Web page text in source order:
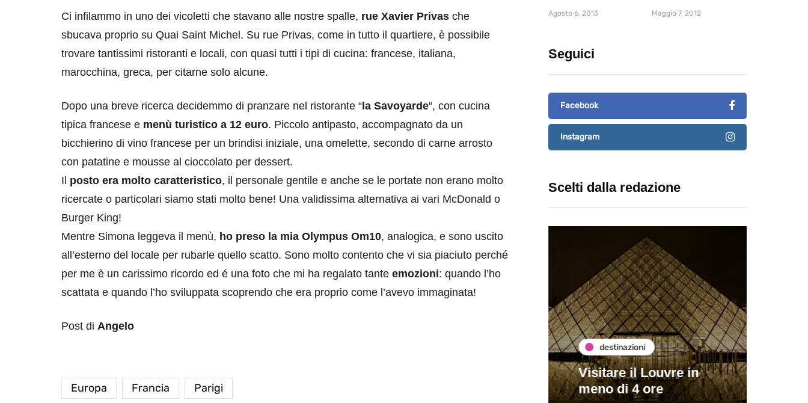
Ci infilammo in uno dei vicoletti che stavano alle nostre spalle, rue Xavier Privas che
sbucava proprio su Quai Saint Michel. Su rue Privas, come in tutto il quartiere, è possibile
trovare tantissimi ristoranti e locali, con quasi tutti i tipi di cucina: francese, italiana,
marocchina, greca, per citarne solo alcune.
Dopo una breve ricerca decidemmo di pranzare nel ristorante “la Savoyarde“, con cucina
tipica francese e menù turistico a 12 euro. Piccolo antipasto, accompagnato da un
bicchierino di vino francese per un brindisi iniziale, una omelette, secondo di carne arrosto
con patatine e mousse al cioccolato per dessert.
Il posto era molto caratteristico, il personale gentile e anche se le portate non erano molto
ricercate o particolari siamo stati molto bene! Una validissima alternativa ai vari McDonald o
Burger King!
Mentre Simona leggeva il menù, ho preso la mia Olympus Om10, analogica, e sono uscito
all’esterno del locale per rubarle quello scatto. Sono molto contento che vi sia piaciuto perché
per me è un carissimo ricordo ed é una foto che mi ha regalato tante emozioni: quando l’ho
scattata e quando l’ho sviluppata scoprendo che era proprio come l’avevo immaginata!
Post di Angelo
Europa Francia Parigi
Agosto 6, 2013 Maggio 7, 2012
Seguici
Facebook
Instagram
Scelti dalla redazione
Immaturi il Viaggio
destinazioni
Visitare il Louvre in
meno di 4 ore